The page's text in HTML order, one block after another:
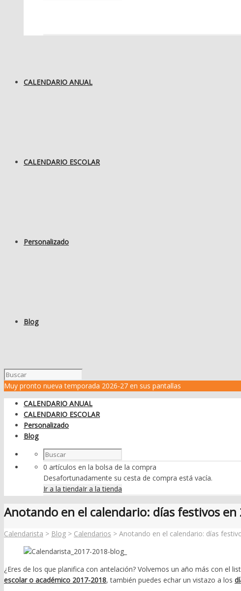
CALENDARIO ANUAL
CALENDARIO ESCOLAR
Personalizado
Blog
Muy pronto nueva temporada 2026-27 en sus pantallas
CALENDARIO ANUAL
CALENDARIO ESCOLAR
Personalizado
Blog
0 artículos en la bolsa de la compra
Desafortunadamente su cesta de compra está vacía.
Ir a la tiendaIr a la tienda
Anotando en el calendario: días festivos en
Calendarista > Blog > Calendarios > Anotando en el calendario: días
¿Eres de los que planifica con antelación? Volvemos un año más con el
escolar o académico 2017-2018, también puedes echar un vistazo a los